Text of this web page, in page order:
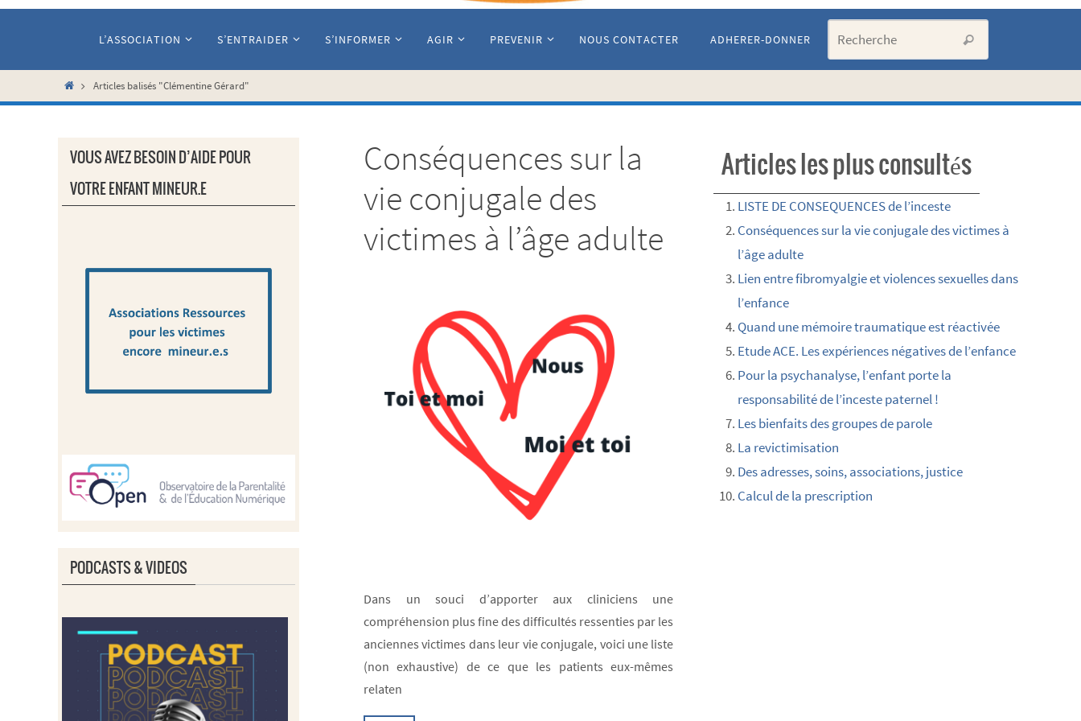
L’ASSOCIATION S’ENTRAIDER S’INFORMER AGIR PREVENIR NOUS CONTACTER ADHERER-DONNER Recherche
HomeArticles balisés "Clémentine Gérard"
Conséquences sur la
vie conjugale des
victimes à l’âge adulte
Dans un souci d’apporter aux cliniciens une
compréhension plus fine des difficultés ressenties par les
anciennes victimes dans leur vie conjugale, voici une liste
(non exhaustive) de ce que les patients eux-mêmes
relaten
Articles les plus consultés
LISTE DE CONSEQUENCES de l’inceste
Conséquences sur la vie conjugale des victimes à
l’âge adulte
Lien entre fibromyalgie et violences sexuelles dans
l’enfance
Quand une mémoire traumatique est réactivée
Etude ACE. Les expériences négatives de l’enfance
Pour la psychanalyse, l’enfant porte la
responsabilité de l’inceste paternel !
Les bienfaits des groupes de parole
La revictimisation
Des adresses, soins, associations, justice
Calcul de la prescription
VOUS AVEZ BESOIN D’AIDE POUR
VOTRE ENFANT MINEUR.E
PODCASTS & VIDEOS